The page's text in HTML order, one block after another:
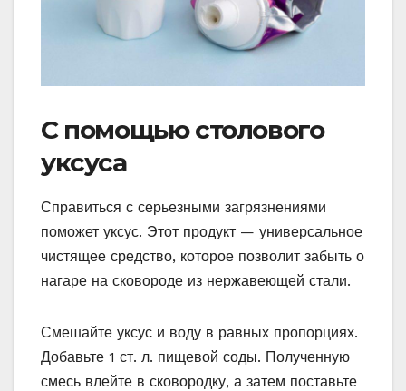
С помощью столового
уксуса
Справиться с серьезными загрязнениями
поможет уксус. Этот продукт — универсальное
чистящее средство, которое позволит забыть о
нагаре на сковороде из нержавеющей стали.
Смешайте уксус и воду в равных пропорциях.
Добавьте 1 ст. л. пищевой соды. Полученную
смесь влейте в сковородку, а затем поставьте